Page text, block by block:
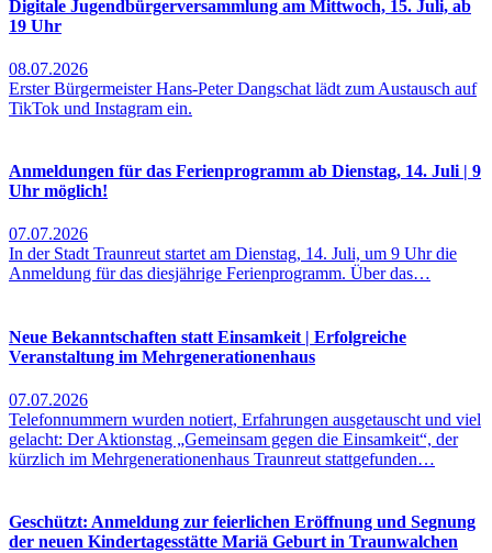
Digitale Jugendbürgerversammlung am Mittwoch, 15. Juli, ab
19 Uhr
08.07.2026
Erster Bürgermeister Hans-Peter Dangschat lädt zum Austausch auf
TikTok und Instagram ein.
Anmeldungen für das Ferienprogramm ab Dienstag, 14. Juli | 9
Uhr möglich!
07.07.2026
In der Stadt Traunreut startet am Dienstag, 14. Juli, um 9 Uhr die
Anmeldung für das diesjährige Ferienprogramm. Über das…
Neue Bekanntschaften statt Einsamkeit | Erfolgreiche
Veranstaltung im Mehrgenerationenhaus
07.07.2026
Telefonnummern wurden notiert, Erfahrungen ausgetauscht und viel
gelacht: Der Aktionstag „Gemeinsam gegen die Einsamkeit“, der
kürzlich im Mehrgenerationenhaus Traunreut stattgefunden…
Geschützt: Anmeldung zur feierlichen Eröffnung und Segnung
der neuen Kindertagesstätte Mariä Geburt in Traunwalchen